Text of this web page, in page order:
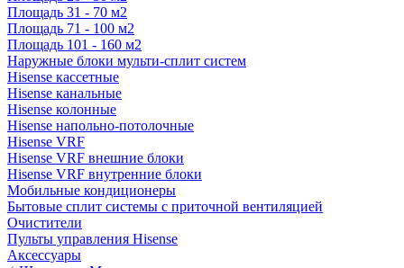
Площадь 31 - 70 м2
Площадь 71 - 100 м2
Площадь 101 - 160 м2
Наружные блоки мульти-сплит систем
Hisense кассетные
Hisense канальные
Hisense колонные
Hisense напольно-потолочные
Hisense VRF
Hisense VRF внешние блоки
Hisense VRF внутренние блоки
Мобильные кондиционеры
Бытовые сплит системы с приточной вентиляцией
Очистители
Пульты управления Hisense
Аксессуары